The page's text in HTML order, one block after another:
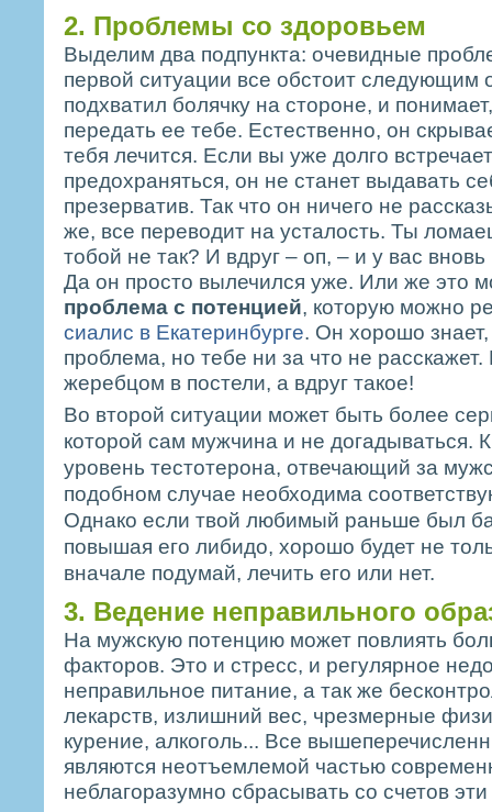
2. Проблемы со здоровьем
Выделим два подпункта: очевидные
первой ситуации все обстоит следующим
подхватил болячку на стороне, и
передать ее тебе. Естественно, он
тебя лечится. Если вы уже долго
предохраняться, он не станет выдавать
презерватив. Так что он ничего не
же, все переводит на усталость. Ты
тобой не так? И вдруг – оп, – и у вас
Да он просто вылечился уже. Или же это
проблема с потенцией, которую можно
сиалис в Екатеринбурге. Он хорошо знает,
проблема, но тебе ни за что не
жеребцом в постели, а вдруг такое!
Во второй ситуации может быть более
которой сам мужчина и не догадываться.
уровень тестотерона, отвечающий за
подобном случае необходима
Однако если твой любимый раньше был
повышая его либидо, хорошо будет не
вначале подумай, лечить его или нет.
3. Ведение неправильного
На мужскую потенцию может повлиять
факторов. Это и стресс, и регулярное
неправильное питание, а так же
лекарств, излишний вес, чрезмерные
курение, алкоголь... Все
являются неотъемлемой частью
неблагоразумно сбрасывать со счетов